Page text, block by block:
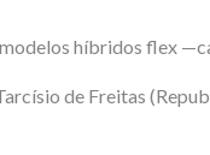
híbridos flex
de Freitas